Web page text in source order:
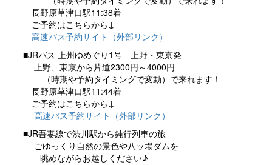
長野原草津口駅11:38着
ご予約はこちらから↓
高速バス予約サイト（外部リンク）
■JRバス 上州ゆめぐり1号 上野・東京発
上野、東京から片道2300円～4000円
（時期や予約タイミングで変動）で来れます！
長野原草津口駅11:44着
ご予約はこちらから↓
高速バス予約サイト（外部リンク）
■JR吾妻線で渋川駅から鈍行列車の旅
ごゆっくり自然の景色や八ッ場ダムを
眺めながらお越しください♪